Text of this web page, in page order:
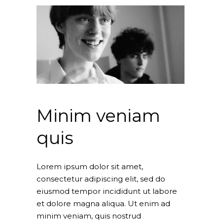
Minim veniam
quis
Lorem ipsum dolor sit amet,
consectetur adipiscing elit, sed do
eiusmod tempor incididunt ut labore
et dolore magna aliqua. Ut enim ad
minim veniam, quis nostrud